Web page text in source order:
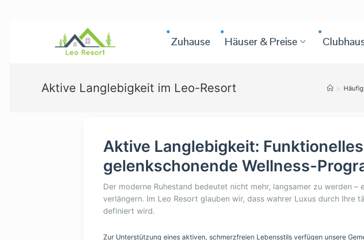
Zuhause Häuser & Preise
Aktive Langlebigkeit im Leo-Resort >
Aktive Langlebigkeit:
gelenkschonende Wellness-
Der moderne Ruhestand bedeutet nicht mehr, langsamer zu werden –
verlängern. Im Leo Resort glauben wir, dass wahrer Luxus durch
definiert wird.
Zur Unterstützung eines aktiven, schmerzfreien Lebensstils verfügen unsere